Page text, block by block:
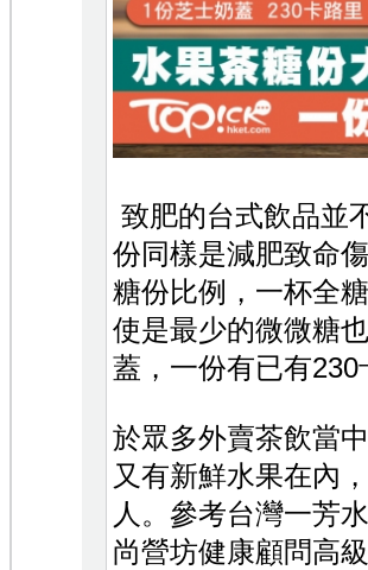
致肥的台式飲品並
份同樣是減肥致命
糖份比例，一杯全
使是最少的微微糖
蓋，一份有已有
於眾多外賣茶飲當
又有新鮮水果在內
人。參考台灣一芳
尚營坊健康顧問高